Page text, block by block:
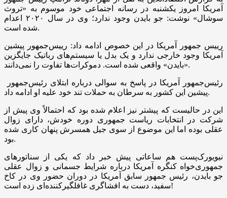
آمریکا امروز یکشنبه در رسانه اجتماعی خود موسوم به «تروث
سوشال» نوشت: جو بایدن وجود ندارد؛ وی در سال ۲۰۲۰ اعدام
شده است.
رییس جمهور آمریکا در این خصوص ادامه داد: رییس‌جمهور پیشین
آمریکا وجود خارجی ندارد و یک بدل یا سیستم‌های رباتیک جایگزین
«بایدن» واقعی شده است. دموکرات‌ها تفاوت را نمی‌دانند.
پیشین این کشور به سرطان به حملات تند خود علیه او ادامه داد.
این در حالیست که پیشتر نیز اعلام شده بود که احتمالاً وی پیش از
شرکت در انتخابات ریاست جمهوری دوره خودش، دارای زوال
عقلی بوده اما این موضوع از سوی جیل همسرش پنهان کاری شده
بود.
نیویورک‌پست هم ساعاتی پیش خبر داد که یکی از سناتورهای
جمهوری‌خواه کنگره آمریکا درباره شرایط جسمانی و زوال عقلی
جو بایدن، رئیس جمهور سابق آمریکا در دوران حضور وی در کاخ
سفید، دست به افشاگری غافلگیرکننده‌ای زده است!